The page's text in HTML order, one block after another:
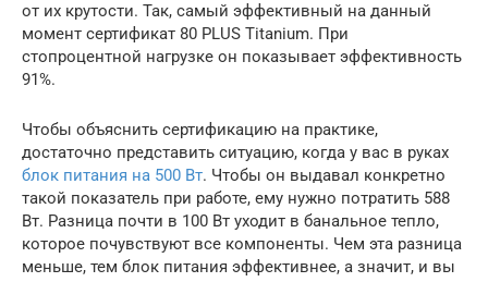
от их крутости. Так, самый эффективный на данный
момент сертификат 80 PLUS Titanium. При
стопроцентной нагрузке он показывает эффективность
91%.
Чтобы объяснить сертификацию на практике,
достаточно представить ситуацию, когда у вас в руках
блок питания на 500 Вт. Чтобы он выдавал конкретно
такой показатель при работе, ему нужно потратить 588
Вт. Разница почти в 100 Вт уходит в банальное тепло,
которое почувствуют все компоненты. Чем эта разница
меньше, тем блок питания эффективнее, а значит, и вы